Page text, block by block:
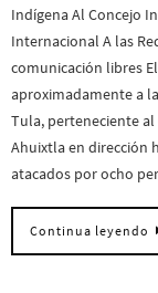
Indígena Al Concejo
Internacional A las
comunicación libres
aproximadamente a
Tula, perteneciente al
Ahuixtla en dirección
atacados por ocho
Continua leyendo